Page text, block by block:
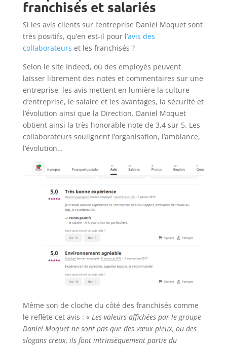
franchisés et salariés
Si les avis clients sur l’entreprise Daniel Moquet sont
très positifs, qu’en est-il pour l’avis des
collaborateurs et les franchisés ?
Selon le site Indeed, où des employés peuvent
laisser librement des notes et commentaires sur une
entreprise, les avis mettent en lumière la culture
d’entreprise, le salaire et les avantages, la sécurité et
l’évolution ainsi que la Direction. Daniel Moquet
obtient ainsi la très honorable note de 3,4 sur 5. Les
collaborateurs soulignent l’organisation, l’ambiance,
l’évolution…
Même son de cloche du côté des franchisés comme
le reflète cet avis : « Les valeurs affichées par le groupe
Daniel Moquet ne sont pas que des vœux pieux, ou des
slogans creux, ils font intrinsèquement partie du